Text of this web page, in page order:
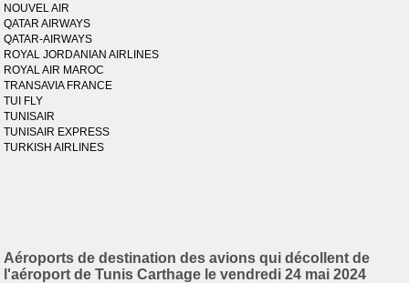
NOUVEL AIR
QATAR AIRWAYS
QATAR-AIRWAYS
ROYAL JORDANIAN AIRLINES
ROYAL AIR MAROC
TRANSAVIA FRANCE
TUI FLY
TUNISAIR
TUNISAIR EXPRESS
TURKISH AIRLINES
Aéroports de destination des avions qui décollent de
l'aéroport de Tunis Carthage le vendredi 24 mai 2024